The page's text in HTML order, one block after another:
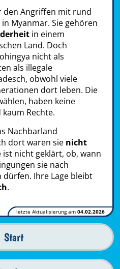
den Angriffen mit rund
Myanmar. Sie gehören
in einem
Land. Doch
nicht als
als illegale
obwohl viele
dort leben. Die
haben keine
Rechte.
Nachbarland
dort waren sie nicht
ist nicht geklärt, ob, wann
sie nach
Ihre Lage bleibt
.
letzte Aktualisierung am 04.02.2026
Start